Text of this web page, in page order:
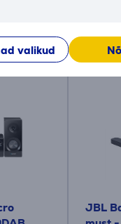
valikud
JBL